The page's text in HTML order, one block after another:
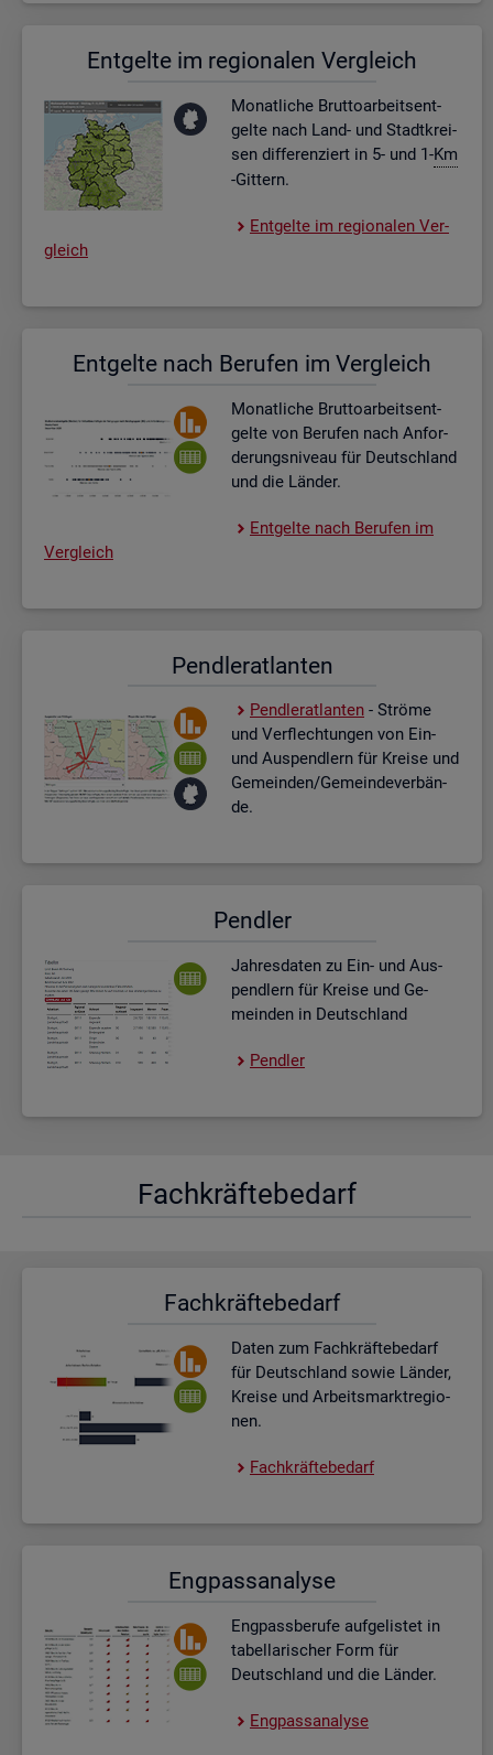
Ent­gel­te im re­gio­na­len Ver­gleich
Mo­nat­li­che Brut­to­ar­beits­ent­
gel­te nach Land- und Stadt­krei­
sen dif­fe­ren­ziert in 5- und 1-Km
-Git­tern.
Ent­gel­te im re­gio­na­len Ver­
gleich
Ent­gel­te nach Be­ru­fen im Ver­gleich
Mo­nat­li­che Brut­to­ar­beits­ent­
gel­te von Be­ru­fen nach An­for­
de­rungs­ni­veau für Deutsch­land
und die Län­der.
Ent­gel­te nach Be­ru­fen im
Ver­gleich
Pend­ler­at­lan­ten
Pend­ler­at­lan­ten - Strö­me
und Ver­flech­tun­gen von Ein-
und Aus­pend­lern für Krei­se und
Ge­mein­den/Ge­mein­de­ver­bän­
de.
Pend­ler
Jah­res­da­ten zu Ein- und Aus­
pend­lern für Krei­se und Ge­
mein­den in Deutsch­land
Pend­ler
Fach­kräf­te­be­darf
Fach­kräf­te­be­darf
Daten zum Fach­kräf­te­be­darf
für Deutsch­land sowie Län­der,
Krei­se und Ar­beits­markt­re­gio­
nen.
Fach­kräf­te­be­darf
Eng­pass­ana­ly­se
Eng­pass­be­ru­fe auf­ge­lis­tet in
ta­bel­la­ri­scher Form für
Deutsch­land und die Län­der.
Eng­pass­ana­ly­se